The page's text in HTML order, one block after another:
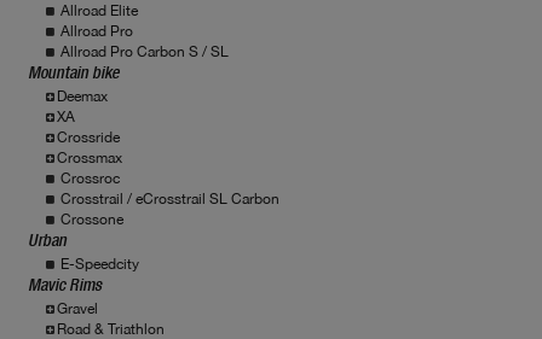
Allroad Elite
Allroad Pro
Allroad Pro Carbon S / SL
Mountain bike
Deemax
XA
Crossride
Crossmax
Crossroc
Crosstrail / eCrosstrail SL Carbon
Crossone
Urban
E-Speedcity
Mavic Rims
Gravel
Road & Triathlon